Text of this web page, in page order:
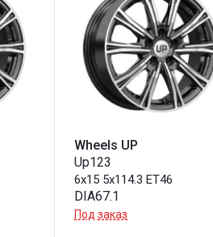
Wheels UP
Up123
6x15 5x114.3 ET46
DIA67.1
Под заказ